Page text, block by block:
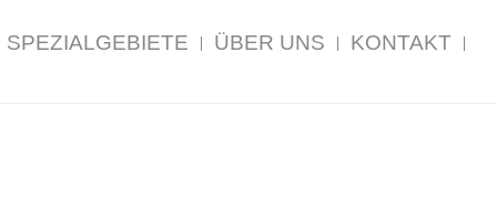
SPEZIALGEBIETE ÜBER UNS KONTAKT